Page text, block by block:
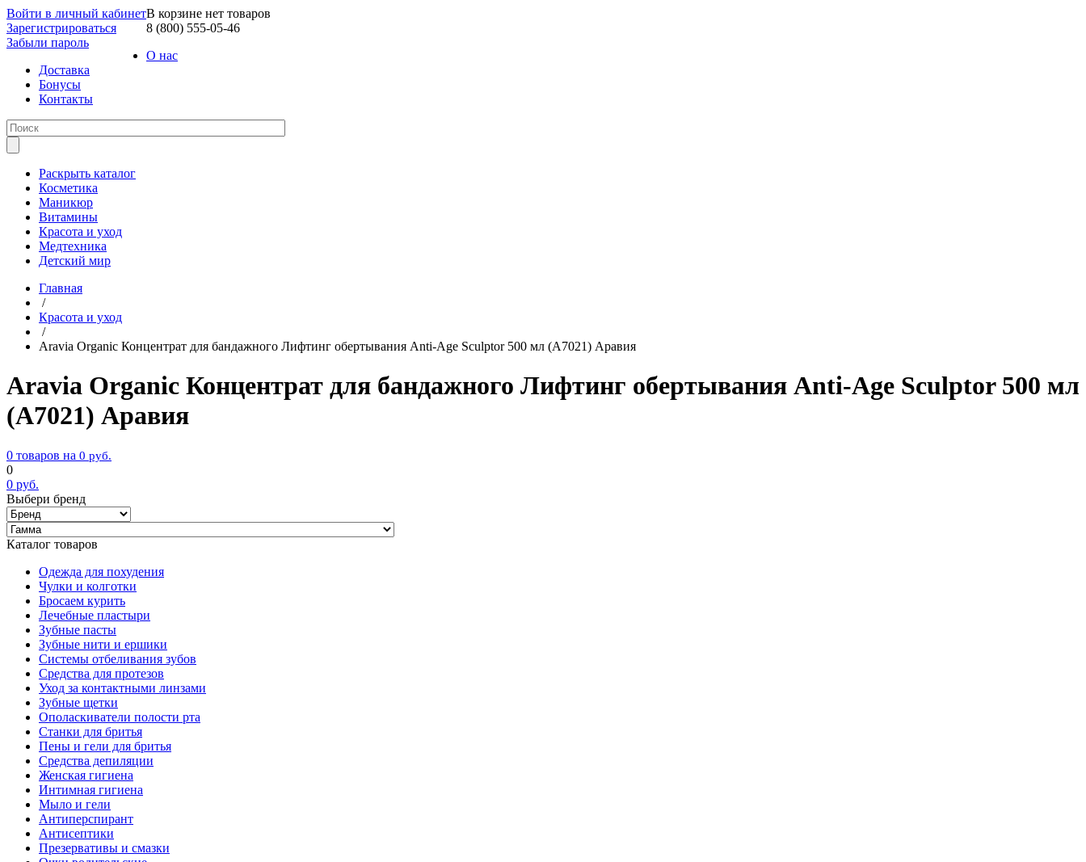
Войти в личный кабинет
Зарегистрироваться
Забыли пароль
В корзине нет товаров
8 (800) 555-05-46
О нас
Доставка
Бонусы
Контакты
Раскрыть каталог
Косметика
Маникюр
Витамины
Красота и уход
Медтехника
Детский мир
Главная
/
Красота и уход
/
Aravia Organic Концентрат для бандажного Лифтинг обертывания Anti-Age Sculptor 500 мл (А7021) Аравия
Aravia Organic Концентрат для бандажного Лифтинг обертывания Anti-Age Sculptor 500 мл
(А7021) Аравия
0 товаров на 0 руб.
0
0 руб.
Выбери бренд
Каталог товаров
Одежда для похудения
Чулки и колготки
Бросаем курить
Лечебные пластыри
Зубные пасты
Зубные нити и ершики
Системы отбеливания зубов
Средства для протезов
Уход за контактными линзами
Зубные щетки
Ополаскиватели полости рта
Станки для бритья
Пены и гели для бритья
Средства депиляции
Женская гигиена
Интимная гигиена
Мыло и гели
Антиперспирант
Антисептики
Презервативы и смазки